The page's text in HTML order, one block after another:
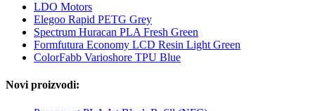
LDO Motors
Elegoo Rapid PETG Grey
Spectrum Huracan PLA Fresh Green
Formfutura Economy LCD Resin Light Green
ColorFabb Varioshore TPU Blue
Novi proizvodi: